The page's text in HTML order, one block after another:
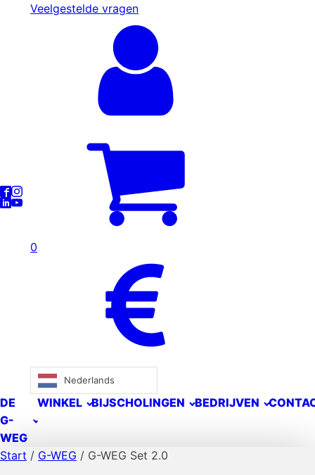
Veelgestelde vragen
0
Nederlands
DE
G-
WEG
WINKEL BIJSCHOLINGEN BEDRIJVEN
Start / G-WEG / G-WEG Set 2.0